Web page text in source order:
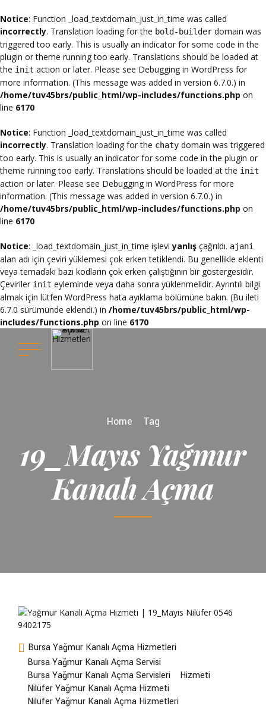
Notice: Function _load_textdomain_just_in_time was called
incorrectly. Translation loading for the bold-builder domain was
triggered too early. This is usually an indicator for some code in the
plugin or theme running too early. Translations should be loaded at
the init action or later. Please see Debugging in WordPress for
more information. (This message was added in version 6.7.0.) in
/home/tuv45brs/public_html/wp-includes/functions.php on
line 6170
Notice: Function _load_textdomain_just_in_time was called
incorrectly. Translation loading for the chaty domain was triggered
too early. This is usually an indicator for some code in the plugin or
theme running too early. Translations should be loaded at the init
action or later. Please see Debugging in WordPress for more
information. (This message was added in version 6.7.0.) in
/home/tuv45brs/public_html/wp-includes/functions.php on
line 6170
Notice: _load_textdomain_just_in_time işleviyanlış çağrıldı. ajani
alan adı için çeviri yüklemesi çok erken tetiklendi. Bu genellikle eklenti
veya temadaki bazı kodların çok erken çalıştığının bir göstergesidir.
Çeviriler init eyleminde veya daha sonra yüklenmelidir. Ayrıntılı bilgi
almak için lütfen WordPress hata ayıklama bölümüne bakın. (Bu ileti
6.7.0 sürümünde eklendi.) in /home/tuv45brs/public_html/wp-
includes/functions.php on line 6170
Home Tag
19_Mayıs Yağmur
Kanalı Açma
Bursa Yağmur Kanalı Açma Hizmetleri
Bursa Yağmur Kanalı Açma Servisi
Bursa Yağmur Kanalı Açma Servisleri
Hizmeti
Nilüfer Yağmur Kanalı Açma Hizmeti
Nilüfer Yağmur Kanalı Açma Hizmetleri